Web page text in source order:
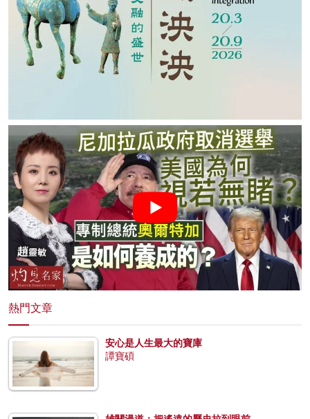
熱門文章
安心是人生最大的寶庫
譚寶碩